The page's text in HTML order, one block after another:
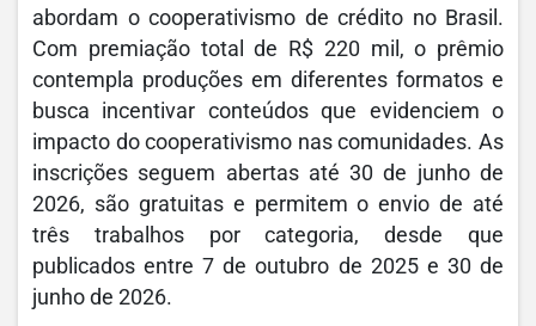
abordam o cooperativismo de crédito no Brasil.
Com premiação total de R$ 220 mil, o prêmio
contempla produções em diferentes formatos e
busca incentivar conteúdos que evidenciem o
impacto do cooperativismo nas comunidades. As
inscrições seguem abertas até 30 de junho de
2026, são gratuitas e permitem o envio de até
três trabalhos por categoria, desde que
publicados entre 7 de outubro de 2025 e 30 de
junho de 2026.